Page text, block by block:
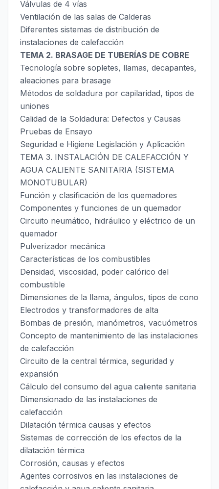
Válvulas de 4 vías
Ventilación de las salas de Calderas
Diferentes sistemas de distribución de
instalaciones de calefacción
TEMA 2. BRASAGE DE TUBERÍAS DE COBRE
Tecnología sobre sopletes, llamas, decapantes,
aleaciones para brasage
Métodos de soldadura por capilaridad, tipos de
uniones
Calidad de la Soldadura: Defectos y Causas
Pruebas de Ensayo
Seguridad e Higiene Legislación y Aplicación
TEMA 3. INSTALACIÓN DE CALEFACCIÓN Y
AGUA CALIENTE SANITARIA (SISTEMA
MONOTUBULAR)
Función y clasificación de los quemadores
Componentes y funciones de un quemador
Circuito neumático, hidráulico y eléctrico de un
quemador
Pulverizador mecánica
Características de los combustibles
Densidad, viscosidad, poder calórico del
combustible
Dimensiones de la llama, ángulos, tipos de cono
Electrodos y transformadores de alta
Bombas de presión, manómetros, vacuómetros
Concepto de mantenimiento de las instalaciones
de calefacción
Circuito de la central térmica, seguridad y
expansión
Cálculo del consumo del agua caliente sanitaria
Dimensionado de las instalaciones de
calefacción
Dilatación térmica causas y efectos
Sistemas de corrección de los efectos de la
dilatación térmica
Corrosión, causas y efectos
Agentes corrosivos en las instalaciones de